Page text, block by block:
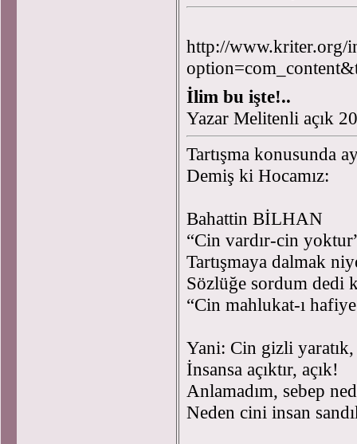
http://www.kriter.org/
İlim bu işte!..
Yazar Melitenli açık
Tartışma konusunda
Demiş ki Hocamız:
Bahattin BİLHAN
“Cin vardır-cin
Tartışmaya dalmak
Sözlüğe sordum dedi
“Cin mahlukat-ı
Yani: Cin gizli
İnsansa açıktır, açık!
Anlamadım, sebep
Neden cini insan